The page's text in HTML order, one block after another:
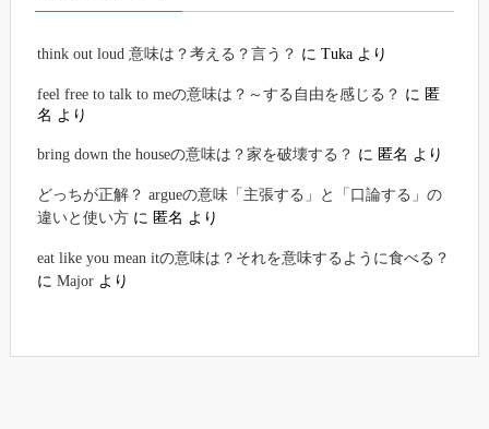
think out loud 意味は？考える？言う？ にTuka より
feel free to talk to meの意味は？～する自由を感じる？ に 匿
名 より
bring down the houseの意味は？家を破壊する？ に 匿名 より
どっちが正解？ argueの意味「主張する」と「口論する」の
違いと使い方 に 匿名 より
eat like you mean itの意味は？それを意味するように食べる？
にMajor より